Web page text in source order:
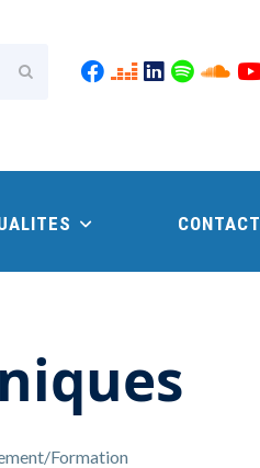
Envoyer
CONTACT
Formation